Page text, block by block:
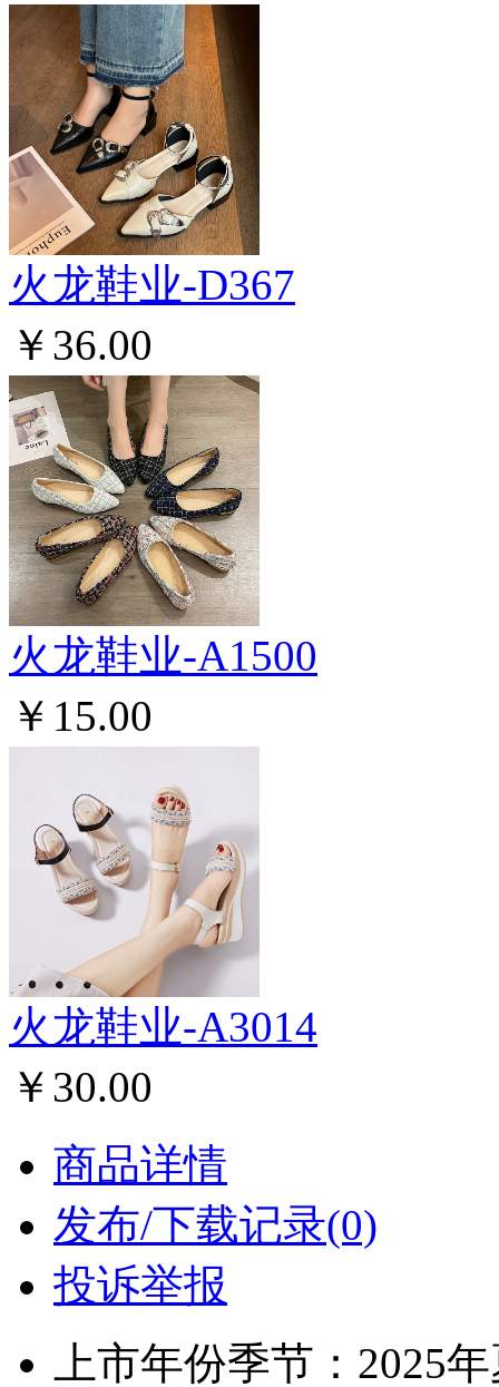
火龙鞋业-D367
￥36.00
火龙鞋业-A1500
￥15.00
火龙鞋业-A3014
￥30.00
商品详情
发布/下载记录(0)
投诉举报
上市年份季节：2025